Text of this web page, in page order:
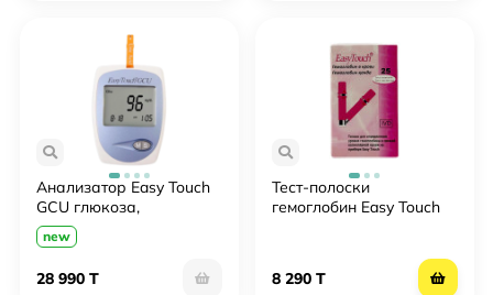
Анализатор Easy Touch
GCU глюкоза,
холестерин, мочевая
кислота
new
28 990 T
Тест-полоски
гемоглобин Easy Touch
8 290 T